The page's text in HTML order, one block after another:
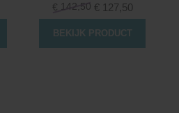
€ 142,50 € 127,50
BEKIJK PRODUCT